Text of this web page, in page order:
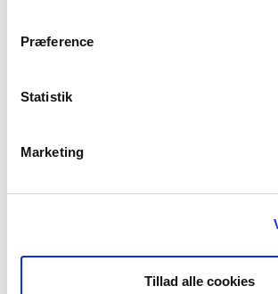
Præference
Statistik
Marketing
Tillad alle cookies
Oversvømmelsesskade
Viser oversvømmelsesskade i
2120 for 100, 1.000 og 10.000
Enheden er i kr. pr. gridcelle.
WMS - WebGIS - Erosionsskade